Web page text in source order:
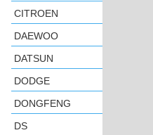
CITROEN
DAEWOO
DATSUN
DODGE
DONGFENG
DS